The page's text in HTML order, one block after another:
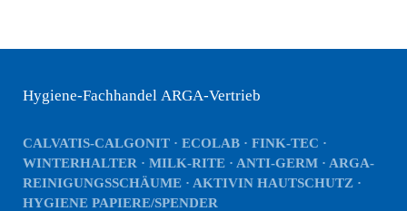
Hygiene-Fachhandel ARGA-Vertrieb
CALVATIS-CALGONIT · ECOLAB · FINK-TEC ·
WINTERHALTER · MILK-RITE · ANTI-GERM · ARGA-
REINIGUNGSSCHÄUME · AKTIVIN HAUTSCHUTZ ·
HYGIENE PAPIERE/SPENDER